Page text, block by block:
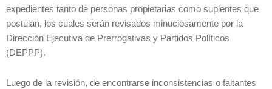
expedientes tanto de personas propietarias como suplentes que
postulan, los cuales serán revisados minuciosamente por la
Dirección Ejecutiva de Prerrogativas y Partidos Políticos
(DEPPP).
Luego de la revisión, de encontrarse inconsistencias o faltantes